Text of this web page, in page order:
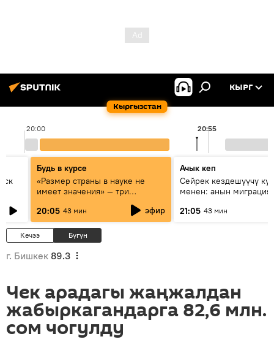
Кыргызстан
КЫРГ
20:00 20:55
Будь в курсе
«Размер страны в науке не
имеет значения» — три
эксперта о сотрудничестве
России и Кыргызстана в
образовании и исследованиях
20:05 43 мин эфир
Ачык кеп
Сейрек кездешүүчү
менен: анын
21:05 43 мин
Кечээ Бүгүн
г. Бишкек 89.3
Чек арадагы жаңжалдан
жабыркагандарга 82,6 млн.
сом чогулду